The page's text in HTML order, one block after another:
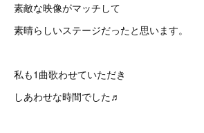
素敵な映像がマッチして
素晴らしいステージだったと思います。
私も1曲歌わせていただき
しあわせな時間でした♬